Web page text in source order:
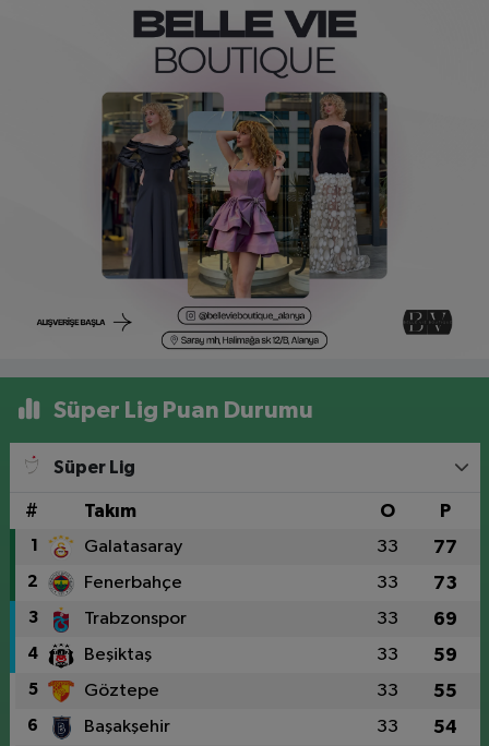
Süper Lig Puan Durumu
Süper Lig
# Takım O P
1 Galatasaray 33 77
2 Fenerbahçe 33 73
3 Trabzonspor 33 69
4 Beşiktaş 33 59
5 Göztepe 33 55
6 Başakşehir 33 54